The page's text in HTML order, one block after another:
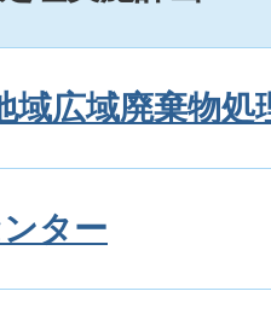
域広域廃棄物処
ター